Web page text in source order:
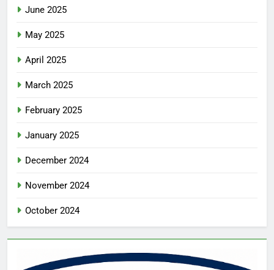
June 2025
May 2025
April 2025
March 2025
February 2025
January 2025
December 2024
November 2024
October 2024